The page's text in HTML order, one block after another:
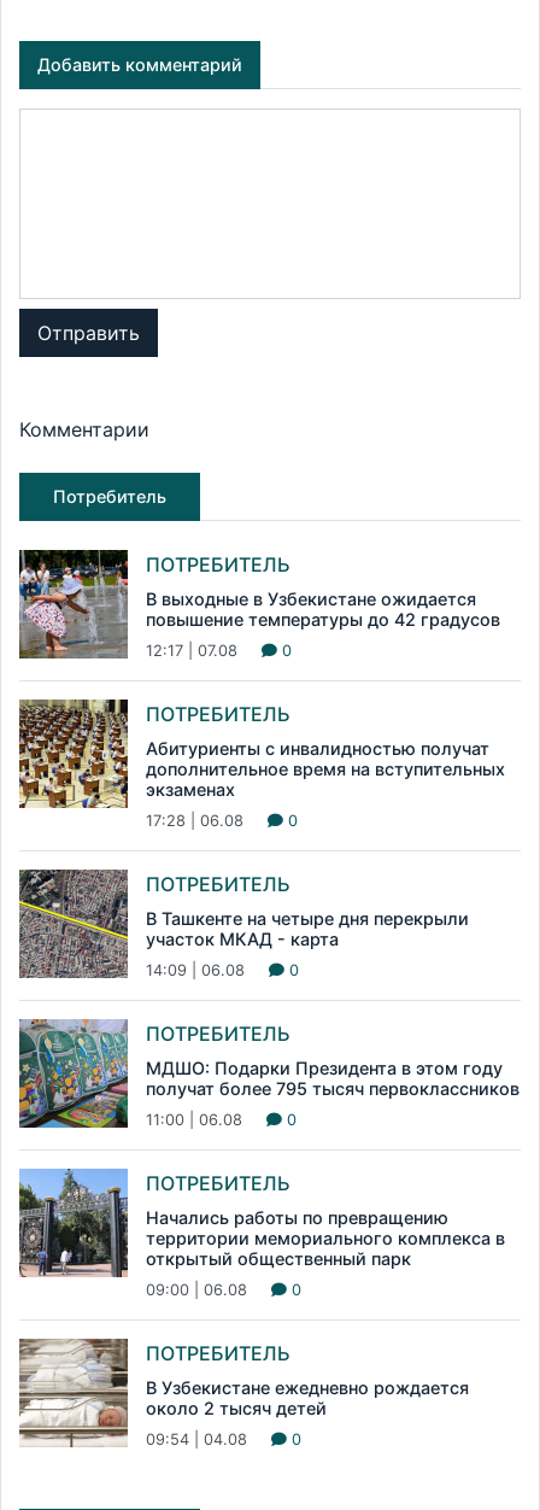
Добавить комментарий
Отправить
Комментарии
Потребитель
ПОТРЕБИТЕЛЬ
В выходные в Узбекистане ожидается
повышение температуры до 42 градусов
12:17 | 07.08 0
ПОТРЕБИТЕЛЬ
Абитуриенты с инвалидностью получат
дополнительное время на вступительных
экзаменах
17:28 | 06.08 0
ПОТРЕБИТЕЛЬ
В Ташкенте на четыре дня перекрыли
участок МКАД - карта
14:09 | 06.08 0
ПОТРЕБИТЕЛЬ
МДШО: Подарки Президента в этом году
получат более 795 тысяч первоклассников
11:00 | 06.08 0
ПОТРЕБИТЕЛЬ
Начались работы по превращению
территории мемориального комплекса в
открытый общественный парк
09:00 | 06.08 0
ПОТРЕБИТЕЛЬ
В Узбекистане ежедневно рождается
около 2 тысяч детей
09:54 | 04.08 0